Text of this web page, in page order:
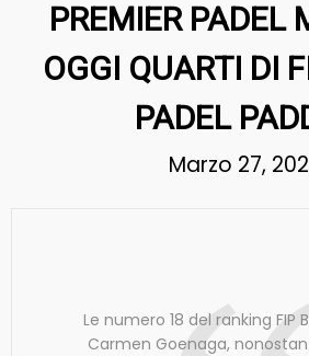
PREMIER PADEL
OGGI QUARTI DI
PADEL
Marzo 27,
Le numero 18 del ranking FIP
Carmen Goenaga,